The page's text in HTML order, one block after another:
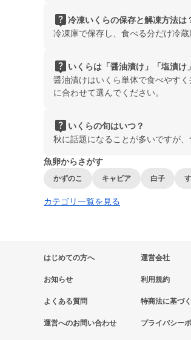
live_help冷凍いくらの保存と解凍方法は
冷凍庫で保存し、食べる分だけ冷
live_help いくらは「醤油漬け」「塩漬け
醤油漬けはいくら単体で食べやす
に合わせて選んでください。
live_help いくらの旬はいつ？
秋に話題になることが多いですが
魚卵からさがす
かずのこ キャビア 白子
カテゴリ一覧を見る
はじめての方へ
お知らせ
よくある質問
運営へのお問い合わせ
運営会社
利用規約
特商法に基づ
プライバシー